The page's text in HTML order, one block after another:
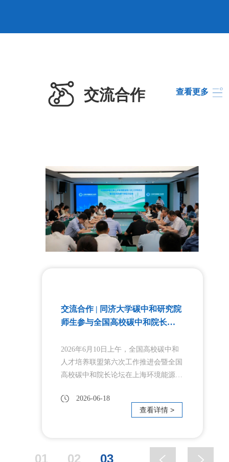
交流合作 查看更多
交流合作 | 同济大学碳中和研究院
师生参与全国高校碳中和院长论
2026年6月10日上午，全国高校碳中和
人才培养联盟第六次工作推进会暨全国
高校碳中和院长论坛在上海环境能源交
与国际竞合背景下的教育科技人才一体
化发展：高校碳中和人才培养的使命与
2026-06-18
查看详情 >
01 02 03